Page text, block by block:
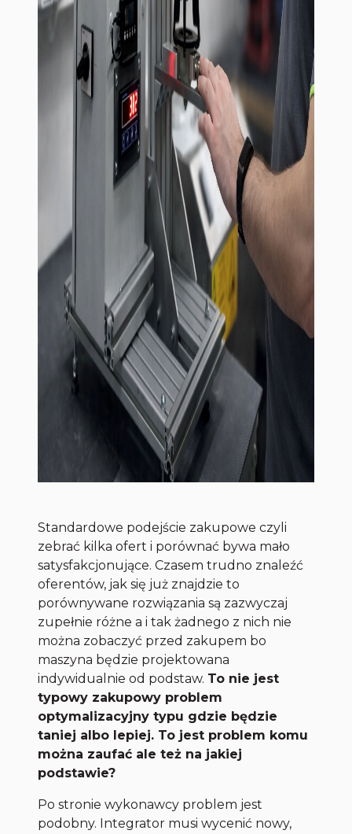
Standardowe podejście zakupowe czyli
zebrać kilka ofert i porównać bywa mało
satysfakcjonujące. Czasem trudno znaleźć
oferentów, jak się już znajdzie to
porównywane rozwiązania są zazwyczaj
zupełnie różne a i tak żadnego z nich nie
można zobaczyć przed zakupem bo
maszyna będzie projektowana
indywidualnie od podstaw. To nie jest
typowy zakupowy problem
optymalizacyjny typu gdzie będzie
taniej albo lepiej. To jest problem komu
można zaufać ale też na jakiej
podstawie?
Po stronie wykonawcy problem jest
podobny. Integrator musi wycenić nowy,